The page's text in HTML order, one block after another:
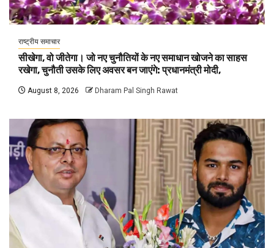
राष्ट्रीय समाचार
सीखेगा, वो जीतेगा। जो नए चुनौतियों के नए समाधान खोजने का साहस
रखेगा, चुनौती उसके लिए अवसर बन जाएंगे: प्रधानमंत्री मोदी,
August 8, 2026 Dharam Pal Singh Rawat